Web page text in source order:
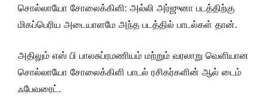
சொல்லாயோ சோலைக்கிளி: அல்லி அர்ஜுனா படத்திற்கு
மிகப்பெரிய அடையாளமே அந்த படத்தில் பாடல்கள் தான்.
அதிலும் எஸ் பி பாலசுப்ரமணியம் மற்றும் வரலாறு வெளியான
சொல்லாயோ சோலைக்கிளி பாடல் ரசிகர்களின் ஆல் டைம்
ஃபேவரைட்.